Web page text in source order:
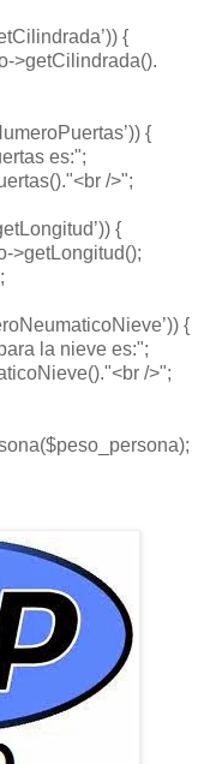
{
>getCilindrada().
{
es:";
/>";
{
>getLongitud();
{
la nieve es:";
/>";